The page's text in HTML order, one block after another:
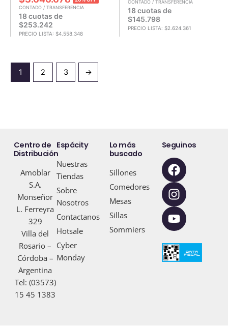
CONTADO / TRANSFERENCIA
18 cuotas de
$253.242
PRECIO LISTA: $4.558.348
CONTADO / TRANSFERENCIA
18 cuotas de
$145.798
PRECIO LISTA: $2.624.361
1 2 3 →
Centro de
Distribución
Amoblar
S.A.
Monseñor
L. Ferreyra
329
Villa del
Rosario –
Córdoba –
Argentina
Tel: (03573)
15 45 1383
Espácity
Nuestras
Tiendas
Sobre
Nosotros
Contactanos
Hotsale
Cyber
Monday
Lo más
buscado
Sillones
Comedores
Mesas
Sillas
Sommiers
Seguinos
F
a
c
e
b
o
o
k
I
n
s
t
a
g
r
a
m
Y
o
u
t
u
b
e